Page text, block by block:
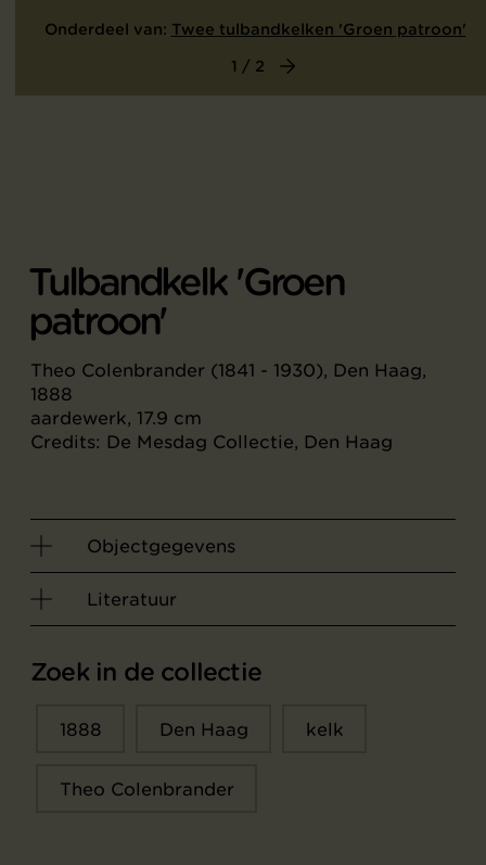
Onderdeel van: Twee tulbandkelken 'Groen patroon'
1 / 2
Tulbandkelk 'Groen
patroon'
Theo Colenbrander (1841 - 1930), Den Haag,
1888
aardewerk, 17.9 cm
Credits: De Mesdag Collectie, Den Haag
Objectgegevens
Literatuur
Zoek in de collectie
1888 Den Haag kelk
Theo Colenbrander